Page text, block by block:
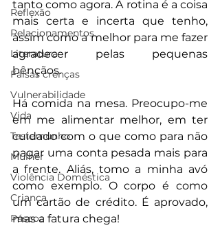
Reflexão
Relacionamentos
Literatura
Falsas crenças
Vulnerabilidade
Vida
Testemunho
Mulher
Violência Doméstica
Criança
Páscoa
tanto como agora. A rotina é a coisa
mais certa e incerta que tenho,
assim como a melhor para me fazer
agradecer pelas pequenas
bênçãos.
Há comida na mesa. Preocupo-me
em me alimentar melhor, em ter
cuidado com o que como para não
pagar uma conta pesada mais para
a frente. Aliás, tomo a minha avó
como exemplo. O corpo é como
um cartão de crédito. É aprovado,
mas a fatura chega!